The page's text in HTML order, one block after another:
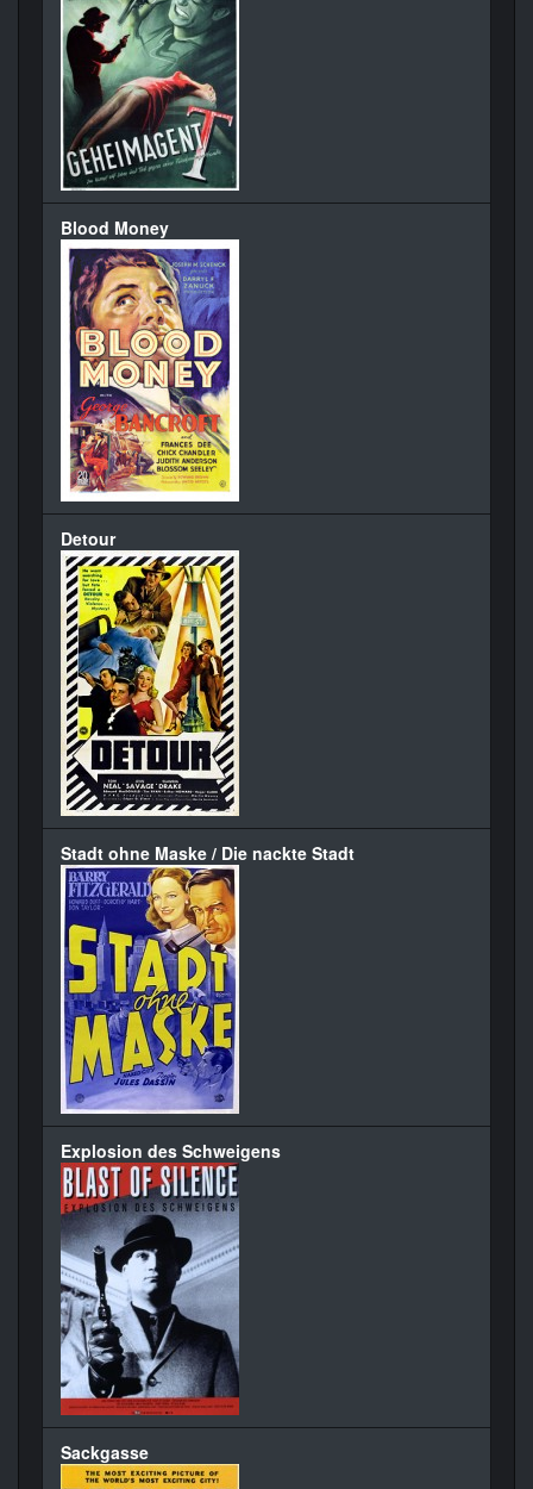
Blood Money
Detour
Stadt ohne Maske / Die nackte Stadt
Explosion des Schweigens
Sackgasse